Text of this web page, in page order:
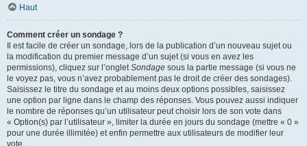
Haut
Comment créer un sondage ?
Il est facile de créer un sondage, lors de la publication d’un nouveau sujet ou
la modification du premier message d’un sujet (si vous en avez les
permissions), cliquez sur l’ongletSondage sous la partie message (si vous ne
le voyez pas, vous n’avez probablement pas le droit de créer des sondages).
Saisissez le titre du sondage et au moins deux options possibles, saisissez
une option par ligne dans le champ des réponses. Vous pouvez aussi indiquer
le nombre de réponses qu’un utilisateur peut choisir lors de son vote dans
« Option(s) par l’utilisateur », limiter la durée en jours du sondage (mettre « 0 »
pour une durée illimitée) et enfin permettre aux utilisateurs de modifier leur
vote.